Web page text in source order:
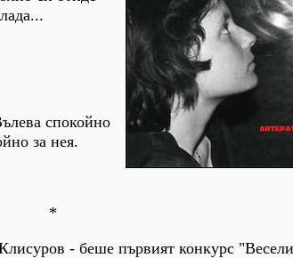
спокойно
за нея.
*
- беше първият конкурс